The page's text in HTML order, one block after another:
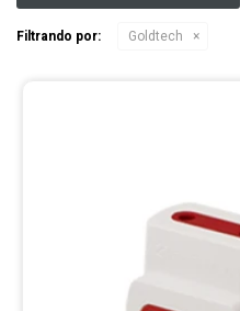
Filtrando por: Goldtech
Conexiones